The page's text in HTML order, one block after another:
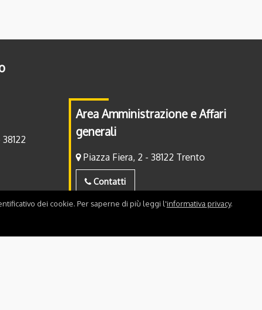
Area Amministrazione e Affari
generali
Piazza Fiera, 2 - 38122 Trento
Contatti
dei cookie. Per saperne di più leggi l'informativa privacy.